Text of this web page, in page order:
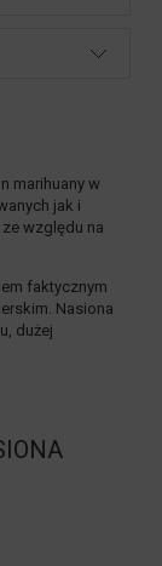
marihuany w
jak i
względu na
faktycznym
Nasiona
dużej